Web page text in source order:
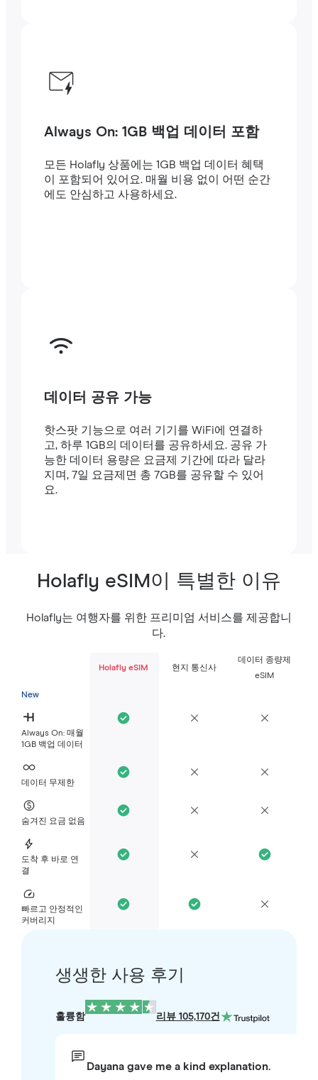
Always On: 1GB 백업 데이터 포함
모든 Holafly 상품에는 1GB 백업 데이터 혜택
이 포함되어 있어요. 매월 비용 없이 어떤 순간
에도 안심하고 사용하세요.
데이터 공유 가능
핫스팟 기능으로 여러 기기를 WiFi에 연결하
고, 하루 1GB의 데이터를 공유하세요. 공유 가
능한 데이터 용량은 요금제 기간에 따라 달라
지며, 7일 요금제면 총 7GB를 공유할 수 있어
요.
Holafly eSIM이 특별한 이유
Holafly는 여행자를 위한 프리미엄 서비스를 제공합니
다.
Holafly eSIM 현지 통신사
데이터 종량제
eSIM
New
Always On: 매월
1GB 백업 데이터
데이터 무제한
숨겨진 요금 없음
도착 후 바로 연
결
빠르고 안정적인
커버리지
생생한 사용 후기
훌륭함 리뷰 105,170건
Dayana gave me a kind explanation.